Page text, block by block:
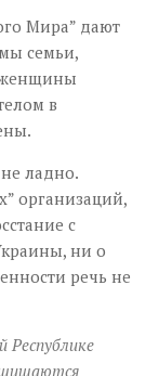
Мира” дают
семьи,
женщины
в
ладно.
организаций,
с
ни о
речь не
Республике